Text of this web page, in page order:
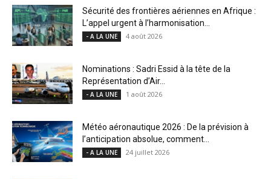
Sécurité des frontières aériennes en Afrique :
L’appel urgent à l’harmonisation...
- A LA UNE 4 août 2026
Nominations : Sadri Essid à la tête de la
Représentation d’Air...
- A LA UNE 1 août 2026
Météo aéronautique 2026 : De la prévision à
l’anticipation absolue, comment...
- A LA UNE 24 juillet 2026